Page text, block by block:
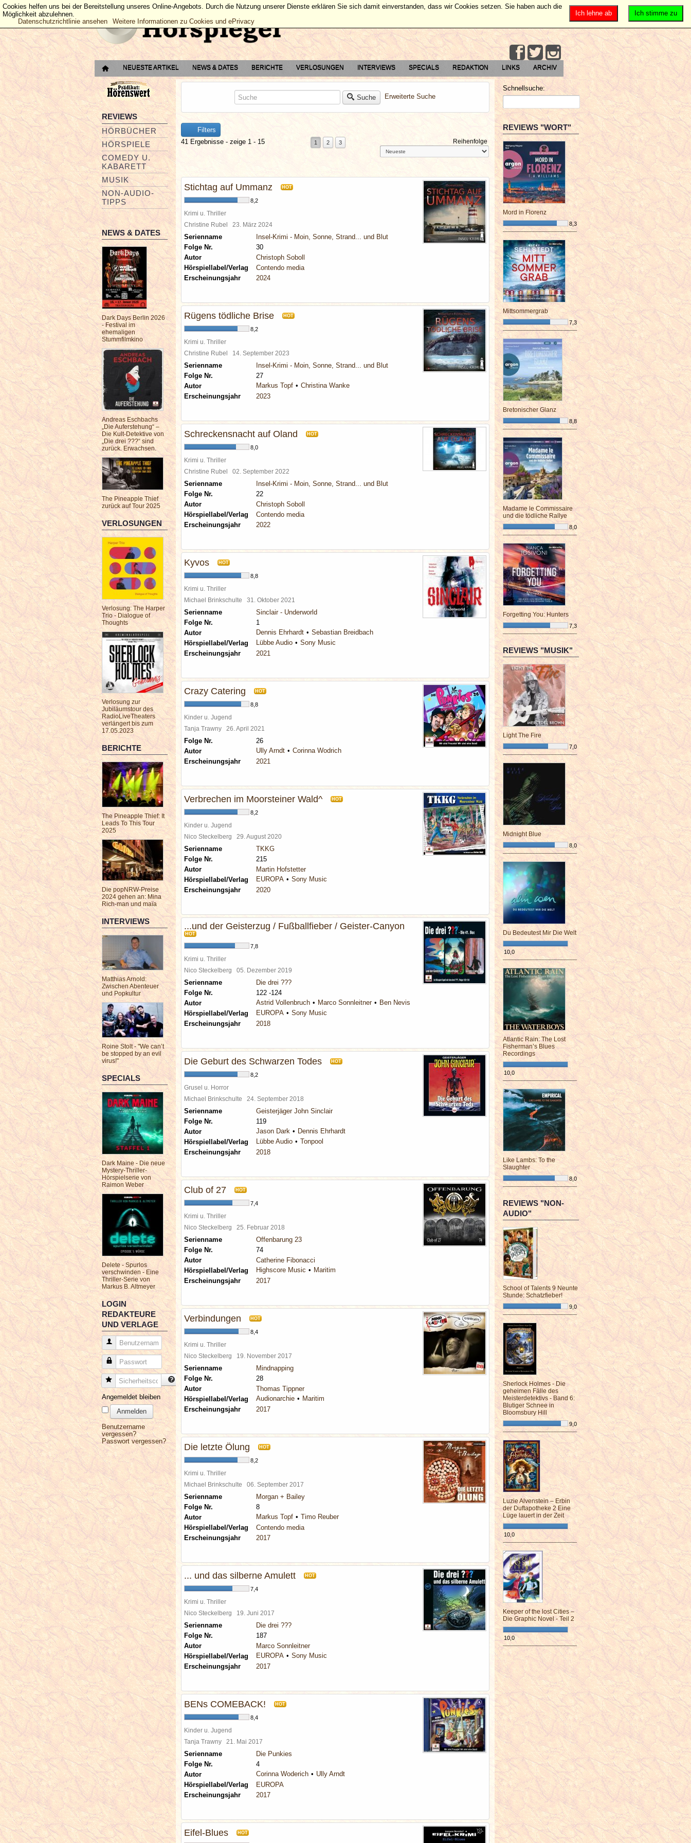
NEUESTE ARTIKEL NEWS & DATES BERICHTE VERLOSUNGEN INTERVIEWS SPECIALS REDAKTION LINKS ARCHIV
REVIEWS
HÖRBÜCHER
HÖRSPIELE
COMEDY U.
KABARETT
MUSIK
NON-AUDIO-
TIPPS
NEWS & DATES
Dark Days Berlin 2026
- Festival im
ehemaligen
Stummfilmkino
Andreas Eschbachs
„Die Auferstehung“ –
Die Kult-Detektive von
„Die drei ???“ sind
zurück. Erwachsen.
The Pineapple Thief
zurück auf Tour 2025
VERLOSUNGEN
Verlosung: The Harper
Trio - Dialogue of
Thoughts
Verlosung zur
Jubiläumstour des
RadioLiveTheaters
verlängert bis zum
17.05.2023
BERICHTE
The Pineapple Thief: It
Leads To This Tour
2025
Die popNRW-Preise
2024 gehen an: Mina
Rich-man und maïa
INTERVIEWS
Matthias Arnold:
Zwischen Abenteuer
und Popkultur
Roine Stolt - "We can’t
be stopped by an evil
virus!"
SPECIALS
Dark Maine - Die neue
Mystery-Thriller-
Hörspielserie von
Raimon Weber
Delete - Spurlos
verschwinden - Eine
Thriller-Serie von
Markus B. Altmeyer
LOGIN
REDAKTEURE
UND VERLAGE
Benutzername
Passwort
Sicherheitscode
Angemeldet bleiben
Anmelden
Benutzername
vergessen?
Passwort vergessen?
Suche Erweiterte Suche
Filters
41 Ergebnisse - zeige 1 - 15
1 2 3 Reihenfolge
Stichtag auf Ummanz HOT
8,2
Krimi u. Thriller
Christine Rubel 23. März 2024
Serienname
Insel-Krimi - Moin, Sonne, Strand... und Blut
Folge Nr.
30
Autor
Christoph Soboll
Hörspiellabel/Verlag
Contendo media
Erscheinungsjahr
2024
Rügens tödliche Brise HOT
8,2
Krimi u. Thriller
Christine Rubel 14. September 2023
Serienname
Insel-Krimi - Moin, Sonne, Strand... und Blut
Folge Nr.
27
Autor
Markus Topf
Christina Wanke
Erscheinungsjahr
2023
Schreckensnacht auf Oland HOT
8,0
Krimi u. Thriller
Christine Rubel 02. September 2022
Serienname
Insel-Krimi - Moin, Sonne, Strand... und Blut
Folge Nr.
22
Autor
Christoph Soboll
Hörspiellabel/Verlag
Contendo media
Erscheinungsjahr
2022
Kyvos HOT
8,8
Krimi u. Thriller
Michael Brinkschulte 31. Oktober 2021
Serienname
Sinclair - Underworld
Folge Nr.
1
Autor
Dennis Ehrhardt
Sebastian Breidbach
Hörspiellabel/Verlag
Lübbe Audio
Sony Music
Erscheinungsjahr
2021
Crazy Catering HOT
8,8
Kinder u. Jugend
Tanja Trawny 26. April 2021
Folge Nr.
26
Autor
Ully Arndt
Corinna Wodrich
Erscheinungsjahr
2021
Verbrechen im Moorsteiner Wald^ HOT
8,2
Kinder u. Jugend
Nico Steckelberg 29. August 2020
Serienname
TKKG
Folge Nr.
215
Autor
Martin Hofstetter
Hörspiellabel/Verlag
EUROPA
Sony Music
Erscheinungsjahr
2020
...und der Geisterzug / Fußballfieber / Geister-Canyon
HOT
7,8
Krimi u. Thriller
Nico Steckelberg 05. Dezember 2019
Serienname
Die drei ???
Folge Nr.
122 -124
Autor
Astrid Vollenbruch Marco Sonnleitner
Ben Nevis
Hörspiellabel/Verlag
EUROPA
Sony Music
Erscheinungsjahr
2018
Die Geburt des Schwarzen Todes HOT
8,2
Grusel u. Horror
Michael Brinkschulte 24. September 2018
Serienname
Geisterjäger John Sinclair
Folge Nr.
119
Autor
Jason Dark
Dennis Ehrhardt
Hörspiellabel/Verlag
Lübbe Audio
Tonpool
Erscheinungsjahr
2018
Club of 27 HOT
7,4
Krimi u. Thriller
Nico Steckelberg 25. Februar 2018
Serienname
Offenbarung 23
Folge Nr.
74
Autor
Catherine Fibonacci
Hörspiellabel/Verlag
Highscore Music
Maritim
Erscheinungsjahr
2017
Verbindungen HOT
8,4
Krimi u. Thriller
Nico Steckelberg 19. November 2017
Serienname
Mindnapping
Folge Nr.
28
Autor
Thomas Tippner
Hörspiellabel/Verlag
Audionarchie
Maritim
Erscheinungsjahr
2017
Die letzte Ölung HOT
8,2
Krimi u. Thriller
Michael Brinkschulte 06. September 2017
Serienname
Morgan + Bailey
Folge Nr.
8
Autor
Markus Topf
Timo Reuber
Hörspiellabel/Verlag
Contendo media
Erscheinungsjahr
2017
... und das silberne Amulett HOT
7,4
Krimi u. Thriller
Nico Steckelberg 19. Juni 2017
Serienname
Die drei ???
Folge Nr.
187
Autor
Marco Sonnleitner
Hörspiellabel/Verlag
EUROPA
Sony Music
Erscheinungsjahr
2017
BENs COMEBACK! HOT
8,4
Kinder u. Jugend
Tanja Trawny 21. Mai 2017
Serienname
Die Punkies
Folge Nr.
4
Autor
Corinna Woderich
Ully Arndt
Hörspiellabel/Verlag
EUROPA
Erscheinungsjahr
2017
Eifel-Blues HOT
Schnellsuche:
REVIEWS "WORT"
Mord in Florenz
8,3
¯¯¯¯¯¯¯¯¯¯¯¯¯¯¯¯¯¯¯¯¯¯¯¯
Mittsommergrab
7,3
¯¯¯¯¯¯¯¯¯¯¯¯¯¯¯¯¯¯¯¯¯¯¯¯
Bretonischer Glanz
8,8
¯¯¯¯¯¯¯¯¯¯¯¯¯¯¯¯¯¯¯¯¯¯¯¯
Madame le Commissaire
und die tödliche Rallye
8,0
¯¯¯¯¯¯¯¯¯¯¯¯¯¯¯¯¯¯¯¯¯¯¯¯
Forgetting You: Hunters
7,3
¯¯¯¯¯¯¯¯¯¯¯¯¯¯¯¯¯¯¯¯¯¯¯¯
REVIEWS "MUSIK"
Light The Fire
7,0
¯¯¯¯¯¯¯¯¯¯¯¯¯¯¯¯¯¯¯¯¯¯¯¯
Midnight Blue
8,0
¯¯¯¯¯¯¯¯¯¯¯¯¯¯¯¯¯¯¯¯¯¯¯¯
Du Bedeutest Mir Die Welt
10,0
¯¯¯¯¯¯¯¯¯¯¯¯¯¯¯¯¯¯¯¯¯¯¯¯
Atlantic Rain: The Lost
Fisherman’s Blues
Recordings
10,0
¯¯¯¯¯¯¯¯¯¯¯¯¯¯¯¯¯¯¯¯¯¯¯¯
Like Lambs: To the
Slaughter
8,0
¯¯¯¯¯¯¯¯¯¯¯¯¯¯¯¯¯¯¯¯¯¯¯¯
REVIEWS "NON-
AUDIO"
School of Talents 9 Neunte
Stunde: Schatzfieber!
9,0
¯¯¯¯¯¯¯¯¯¯¯¯¯¯¯¯¯¯¯¯¯¯¯¯
Sherlock Holmes - Die
geheimen Fälle des
Meisterdetektivs - Band 6:
Blutiger Schnee in
Bloomsbury Hill
9,0
¯¯¯¯¯¯¯¯¯¯¯¯¯¯¯¯¯¯¯¯¯¯¯¯
Luzie Alvenstein – Erbin
der Duftapotheke 2 Eine
Lüge lauert in der Zeit
10,0
¯¯¯¯¯¯¯¯¯¯¯¯¯¯¯¯¯¯¯¯¯¯¯¯
Keeper of the lost Cities –
Die Graphic Novel - Teil 2
10,0
¯¯¯¯¯¯¯¯¯¯¯¯¯¯¯¯¯¯¯¯¯¯¯¯
Ich stimme zu
Ich lehne ab
Cookies helfen uns bei der Bereitstellung unseres Online-Angebots. Durch die Nutzung unserer Dienste erklären Sie sich damit einverstanden, dass wir Cookies setzen. Sie haben auch die
Möglichkeit abzulehnen.
Datenschutzrichtlinie ansehen
Weitere Informationen zu Cookies und ePrivacy